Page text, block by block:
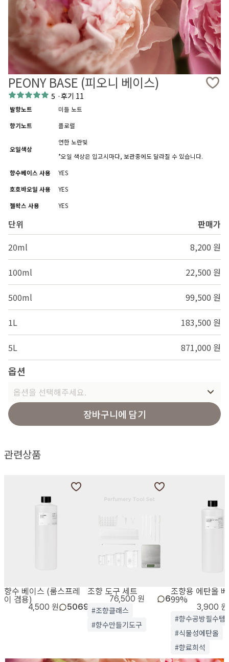
PEONY BASE (피오니 베이스)
5 ·후기 11
발향노트
미들 노트
향기노트
플로럴
오일색상
연한 노란빛
*오일 색상은 입고시마다, 보관중에도 달라질 수 있습니다.
향수베이스 사용
YES
호호바오일 사용
YES
젤왁스 사용
YES
단위
판매가
20ml
8,200 원
100ml 22,500 원
500ml 99,500 원
1L 183,500 원
5L 871,000 원
옵션
옵션을 선택해주세요.
장바구니에 담기
관련상품
향수 베이스 (룸스프레
이 겸용)
4,500 원 5069
조향 도구 세트
76,500 원 6
#조향클래스
#향수만들기도구
조향용 에탄올
99%
3,900 원
#향수공방필수템
#식물성에탄올
#향료희석